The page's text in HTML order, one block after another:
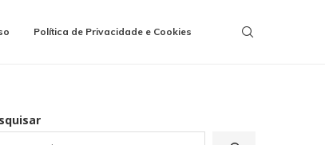
Política de Privacidade e Cookies